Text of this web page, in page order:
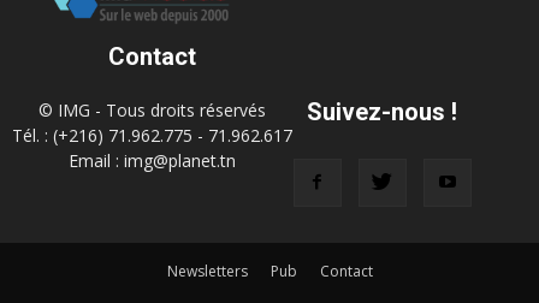
Contact
© IMG - Tous droits réservés
Tél. : (+216) 71.962.775 - 71.962.617
Email : img@planet.tn
Suivez-nous !
Newsletters Pub Contact